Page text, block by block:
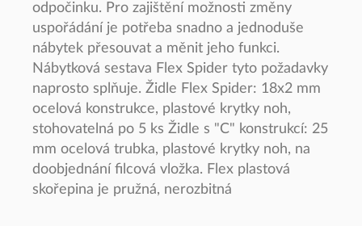
odpočinku. Pro zajištění možnosti změny
uspořádání je potřeba snadno a jednoduše
nábytek přesouvat a měnit jeho funkci.
Nábytková sestava Flex Spider tyto požadavky
naprosto splňuje. Židle Flex Spider: 18x2 mm
ocelová konstrukce, plastové krytky noh,
stohovatelná po 5 ks Židle s "C" konstrukcí: 25
mm ocelová trubka, plastové krytky noh, na
doobjednání filcová vložka. Flex plastová
skořepina je pružná, nerozbitná